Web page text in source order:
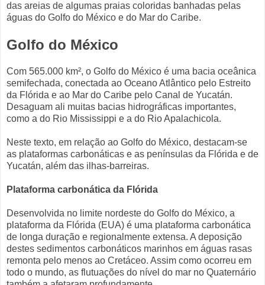
das areias de algumas praias coloridas banhadas pelas
águas do Golfo do México e do Mar do Caribe.
Golfo do México
Com 565.000 km², o Golfo do México é uma bacia oceânica
semifechada, conectada ao Oceano Atlântico pelo Estreito
da Flórida e ao Mar do Caribe pelo Canal de Yucatán.
Desaguam ali muitas bacias hidrográficas importantes,
como a do Rio Mississippi e a do Rio Apalachicola.
Neste texto, em relação ao Golfo do México, destacam-se
as plataformas carbonáticas e as penínsulas da Flórida e de
Yucatán, além das ilhas-barreiras.
Plataforma carbonática da Flórida
Desenvolvida no limite nordeste do Golfo do México, a
plataforma da Flórida (EUA) é uma plataforma carbonática
de longa duração e regionalmente extensa. A deposição
destes sedimentos carbonáticos marinhos em águas rasas
remonta pelo menos ao Cretáceo. Assim como ocorreu em
todo o mundo, as flutuações do nível do mar no Quaternário